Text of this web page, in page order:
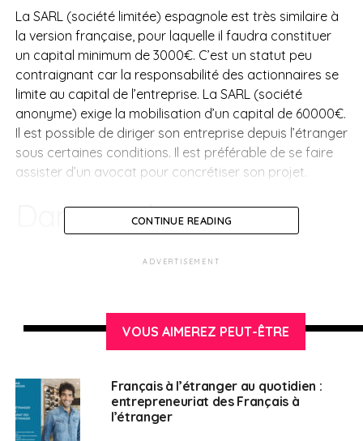
La SARL (société limitée) espagnole est très similaire à
la version française, pour laquelle il faudra constituer
un capital minimum de 3000€. C’est un statut peu
contraignant car la responsabilité des actionnaires se
limite au capital de l’entreprise. La SARL (société
anonyme) exige la mobilisation d’un capital de 60000€.
Il est possible de diriger son entreprise depuis l’étranger
sous certaines conditions. Il est préférable de se faire
assister d’un avocat pour concrétiser son projet.
Dans quels secteurs
mobiles, la maintenance du high-tech, le e-commerce…
Barcelone est l’une des plus importantes «smart city»
ce secteur sont réelles. Et bien sûr, la restauration et
l’hôtellerie sont des activités toujours aussi dynamiques
en Espagne. Les Français sont bien accueillis lorsqu’ils
CONTINUE READING
ADVERTISEMENT
VOUS AIMEREZ PEUT-ÊTRE
Français à l’étranger au quotidien :
entrepreneuriat des Français à
l’étranger